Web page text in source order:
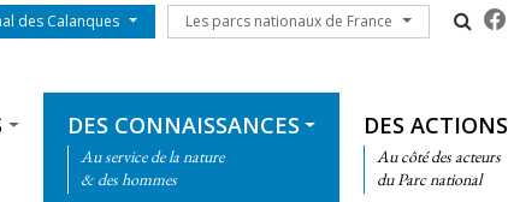
des Calanques Les parcs nationaux de France
Les parcs nationaux de France
DES CONNAISSANCES
Au service de la nature
& des hommes
DES ACTIONS
Au côté des acteurs
du Parc national